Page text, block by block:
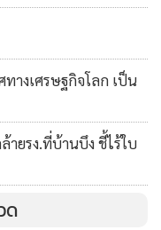
ะเทศ
วนาและเกษตรกรไทย
ยบายประกันรายได้ให้
ป็นธรรม และสูงเป็นที่
7,000 แต่วันนี้ ได้
คาที่สูงสุดในรอบ 10 ปี
างเศรษฐกิจโลก เป็น
ายรง.ที่บ้านบึง ชี้ไร้ใบ
ด